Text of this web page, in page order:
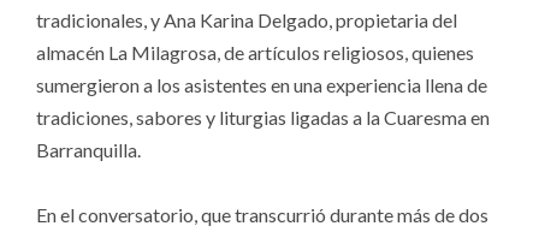
tradicionales, y Ana Karina Delgado, propietaria del
almacén La Milagrosa, de artículos religiosos, quienes
sumergieron a los asistentes en una experiencia llena de
tradiciones, sabores y liturgias ligadas a la Cuaresma en
Barranquilla.
En el conversatorio, que transcurrió durante más de dos